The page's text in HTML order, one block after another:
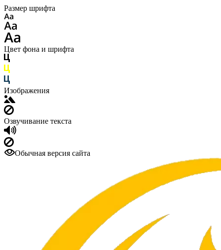
Размер шрифта
Цвет фона и шрифта
Изображения
Озвучивание текста
Обычная версия сайта